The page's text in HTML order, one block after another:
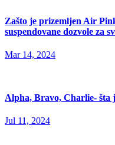
Zašto je prizemljen Air
suspendovane dozvole za
Mar 14, 2024
Alpha, Bravo, Charlie- šta
Jul 11, 2024